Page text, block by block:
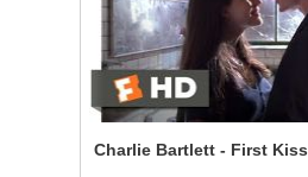
Charlie Bartlett - First Kiss